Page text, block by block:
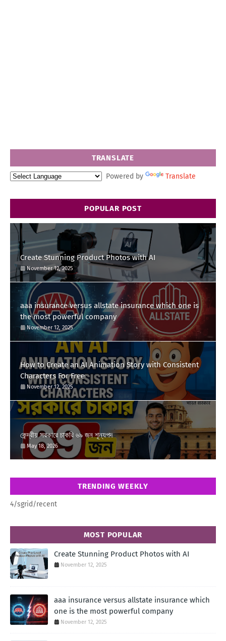
TRANSLATE
Powered by Translate
POPULAR POST
Create Stunning Product Photos with AI
November 12, 2025
aaa insurance versus allstate insurance which one is
the most powerful company
November 12, 2025
How to Create an AI Animation Story with Consistent
Characters For Free
November 12, 2025
কেন্দ্রীয় সরকারে চাকরি ৬৯ জন শূন্যপদ
May 18, 2026
TRENDING WEEKLY
4/sgrid/recent
MOST POPULAR
Create Stunning Product Photos with AI
November 12, 2025
aaa insurance versus allstate insurance which
one is the most powerful company
November 12, 2025